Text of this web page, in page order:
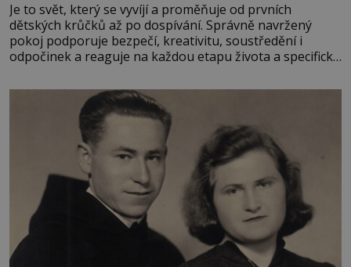
Je to svět, který se vyvíjí a proměňuje od prvních
dětských krůčků až po dospívání. Správně navržený
pokoj podporuje bezpečí, kreativitu, soustředění i
odpočinek a reaguje na každou etapu života a specifické
měkkost a bezpečí, proto by pokoj miminka měl působit
především klidně a útulně. Předškolní věk je